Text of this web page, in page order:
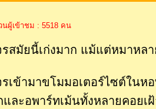
นผู้เข้าชม : 5518 คน
สมัยนี้เก่งมาก แม้แต่หมาหลา
รเข้ามาขโมมอเตอร์ไซต์ในห
และอพาร์ทเม้นทั้งหลายคอยเ